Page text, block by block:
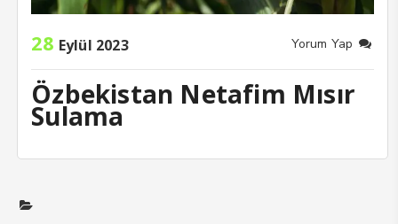
28 Eylül 2023 Yorum Yap
Özbekistan Netafim Mısır
Sulama